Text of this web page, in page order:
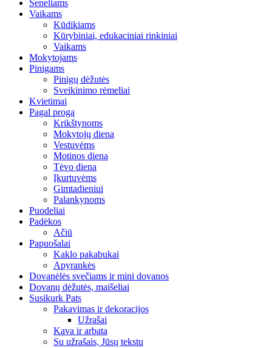
Seneliams
Vaikams
Kūdikiams
Kūrybiniai, edukaciniai rinkiniai
Vaikams
Mokytojams
Pinigams
Pinigų dėžutės
Sveikinimo rėmeliai
Kvietimai
Pagal progą
Krikštynoms
Mokytojų diena
Vestuvėms
Motinos diena
Tėvo diena
Įkurtuvėms
Gimtadieniui
Palankynoms
Puodeliai
Padėkos
Ačiū
Papuošalai
Kaklo pakabukai
Apyrankės
Dovanėlės svečiams ir mini dovanos
Dovanų dėžutės, maišeliai
Susikurk Pats
Pakavimas ir dekoracijos
Užrašai
Kava ir arbata
Su užrašais, Jūsų tekstu